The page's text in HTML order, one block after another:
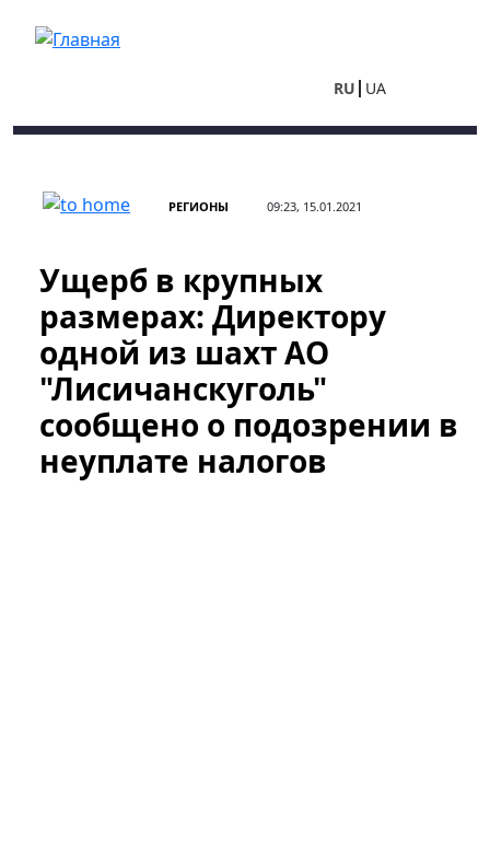
RU UA
РЕГИОНЫ 09:23, 15.01.2021
Ущерб в крупных
размерах: Директору
одной из шахт АО
"Лисичанскуголь"
сообщено о подозрении в
неуплате налогов